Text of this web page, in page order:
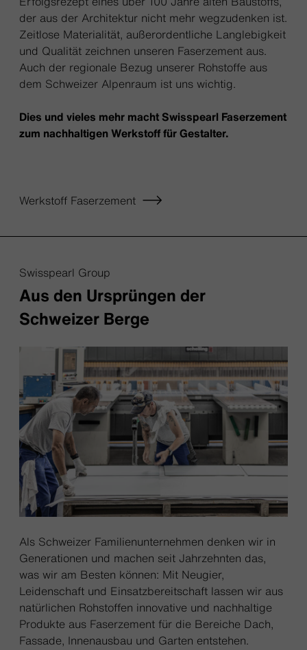
der aus der Architektur nicht mehr wegzudenken ist.
Zeitlose Materialität, außerordentliche Langlebigkeit
und Qualität zeichnen unseren Faserzement aus.
Auch der regionale Bezug unserer Rohstoffe aus
dem Schweizer Alpenraum ist uns wichtig.
Dies und vieles mehr macht Swisspearl Faserzement
zum nachhaltigen Werkstoff für Gestalter.
Werkstoff Faserzement
Swisspearl Group
Aus den Ursprüngen der
Schweizer Berge
Als Schweizer Familienunternehmen denken wir in
Generationen und machen seit Jahrzehnten das,
was wir am Besten können: Mit Neugier,
Leidenschaft und Einsatzbereitschaft lassen wir aus
natürlichen Rohstoffen innovative und nachhaltige
Produkte aus Faserzement für die Bereiche Dach,
Fassade, Innenausbau und Garten entstehen.